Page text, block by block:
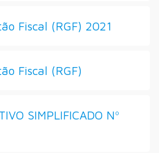
Fiscal (RGF) 2021
Fiscal (RGF)
SIMPLIFICADO Nº